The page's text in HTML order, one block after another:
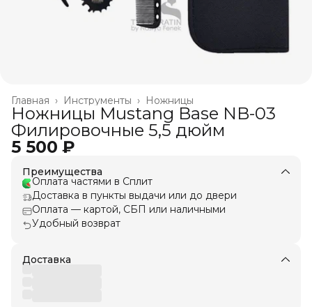
Ножницы
Инструменты ›
Главная ›
Ножницы Mustang Base NB-03
Филировочные 5,5 дюйм
5 500 ₽
Преимущества
Оплата частями в Сплит
Доставка в пункты выдачи или до двери
Оплата — картой, СБП или наличными
Удобный возврат
Доставка